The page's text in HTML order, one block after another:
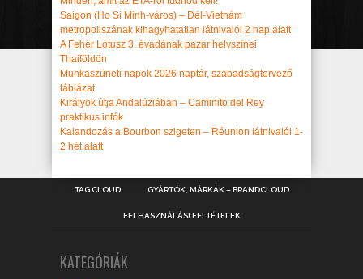
Saigon (Ho Si Minh-város) – Dél-Vietnám
metropoliszának kihagyhatatlan látnivalói 2 nap alatt
A Fehér Lótusz 3. évadának pazar helyszínei
Thaiföldön
Munkaszüneti napok 2026 naptár, szabadságtervező
táblázat
Királyok útja Andalúziában – Caminito del Rey
praktikus infók
Kalandozás a Bourbon szigeten – Réunion látnivalói 1-
2 hét alatt
TAG CLOUD GYÁRTÓK, MÁRKÁK – BRANDCLOUD
FELHASZNÁLÁSI FELTÉTELEK
KATEGÓRIÁK